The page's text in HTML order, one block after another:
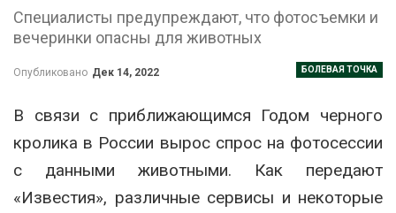
Специалисты предупреждают, что фотосъемки и
вечеринки опасны для животных
БОЛЕВАЯ ТОЧКА
Опубликовано Дек 14, 2022
В связи с приближающимся Годом черного
кролика в России вырос спрос на фотосессии
с данными животными. Как передают
«Известия», различные сервисы и некоторые